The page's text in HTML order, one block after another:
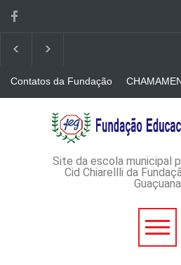
Contatos da Fundação
AVISO DE DISPENSA DE
LICITAÇÃO - DISPENSA DE
LICITAÇÃO Nº 53/2026-
ADMINISTRATIVO Nº
Site da escola municipal
Cid Chiarellli da
Guaçuana